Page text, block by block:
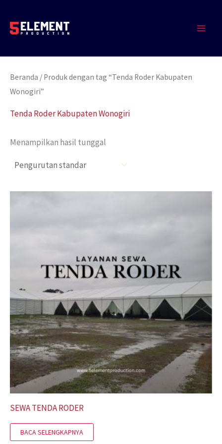
konten
Beranda / Produk dengan tag “Tenda Roder Kabupaten
Wonogiri”
Tenda Roder Kabupaten Wonogiri
Menampilkan hasil tunggal
SEWA TENDA RODER
BACA SELENGKAPNYA